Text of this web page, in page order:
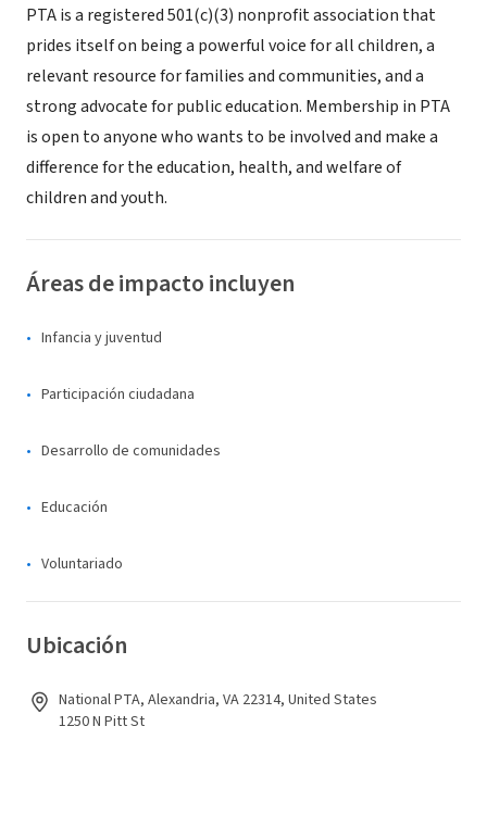
PTA is a registered 501(c)(3) nonprofit association that
prides itself on being a powerful voice for all children, a
relevant resource for families and communities, and a
strong advocate for public education. Membership in PTA
is open to anyone who wants to be involved and make a
difference for the education, health, and welfare of
children and youth.
Áreas de impacto incluyen
Infancia y juventud
Participación ciudadana
Desarrollo de comunidades
Educación
Voluntariado
Ubicación
National PTA, Alexandria, VA 22314, United States
1250 N Pitt St